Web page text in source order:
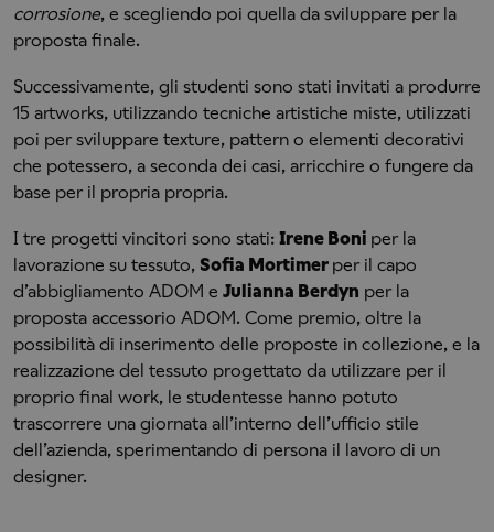
corrosione, e scegliendo poi quella da sviluppare per la
proposta finale.
Successivamente, gli studenti sono stati invitati a produrre
15 artworks, utilizzando tecniche artistiche miste, utilizzati
poi per sviluppare texture, pattern o elementi decorativi
che potessero, a seconda dei casi, arricchire o fungere da
base per il propria propria.
I tre progetti vincitori sono stati: Irene Boni per la
lavorazione su tessuto, Sofia Mortimer per il capo
d’abbigliamento ADOM e Julianna Berdyn per la
proposta accessorio ADOM. Come premio, oltre la
possibilità di inserimento delle proposte in collezione, e la
realizzazione del tessuto progettato da utilizzare per il
proprio final work, le studentesse hanno potuto
trascorrere una giornata all’interno dell’ufficio stile
dell’azienda, sperimentando di persona il lavoro di un
designer.